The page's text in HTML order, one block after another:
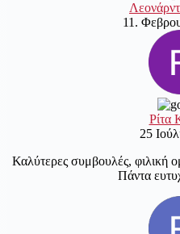
11.
Ρίτα
25
Καλύτερες συμβουλές, φιλική
Πάντα